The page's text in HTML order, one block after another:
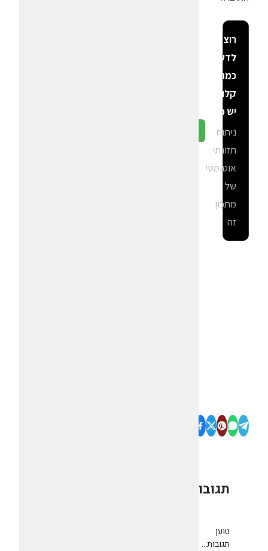
רוצה
לדעת
כמה
קלוריות
יש פה?
ניתוח
תזונתי
אוטומטי
של
מתכון
זה
תגובות
טוען
תגובות...